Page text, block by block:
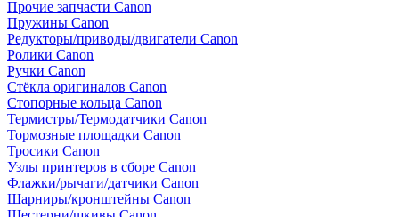
Прочие запчасти Canon
Пружины Canon
Редукторы/приводы/двигатели Canon
Ролики Canon
Ручки Canon
Стёкла оригиналов Canon
Стопорные кольца Canon
Термистры/Термодатчики Canon
Тормозные площадки Canon
Тросики Canon
Узлы принтеров в сборе Canon
Флажки/рычаги/датчики Canon
Шарниры/кронштейны Canon